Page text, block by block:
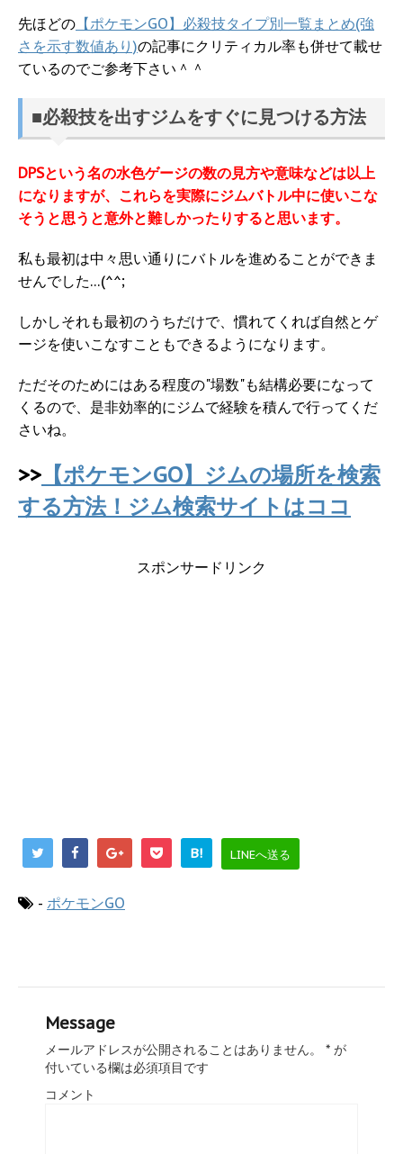
先ほどの 【ポケモンGO】必殺技タイプ別一覧まとめ(強
さを示す数値あり)の記事にクリティカル率も併せて載せ
ているのでご参考下さい＾＾
■必殺技を出すジムをすぐに見つける方法
DPSという名の水色ゲージの数の見方や意味などは以上
になりますが、これらを実際にジムバトル中に使いこな
そうと思うと意外と難しかったりすると思います。
私も最初は中々思い通りにバトルを進めることができま
せんでした…(^^;
しかしそれも最初のうちだけで、慣れてくれば自然とゲ
ージを使いこなすこともできるようになります。
ただそのためにはある程度の"場数"も結構必要になって
くるので、是非効率的にジムで経験を積んで行ってくだ
さいね。
>> 【ポケモンGO】ジムの場所を検索
する方法！ジム検索サイトはココ
スポンサードリンク
B! LINEへ送る
- ポケモンGO
Message
メールアドレスが公開されることはありません。 * が
付いている欄は必須項目です
コメント